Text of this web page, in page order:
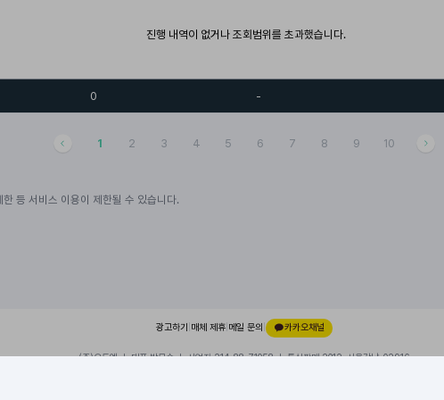
진행 내역이 없거나 조회범위를 초과했습니다.
0 -
1 2 3 4 5 6 7 8 9 10
등 서비스 이용이 제한될 수 있습니다.
광고하기 매체 제휴 메일 문의 | 카카오채널
(주)오드엠 ㅣ 대표 박무순 ㅣ 사업자 214-88-71058 ㅣ 통신판매 2012-서울강남-02916